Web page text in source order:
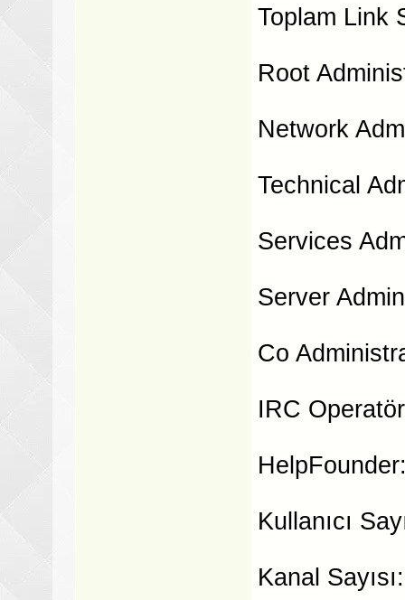
Toplam Link
Root
Network
Technical
Services
Server
Co
IRC
Kullanıcı
Kanal